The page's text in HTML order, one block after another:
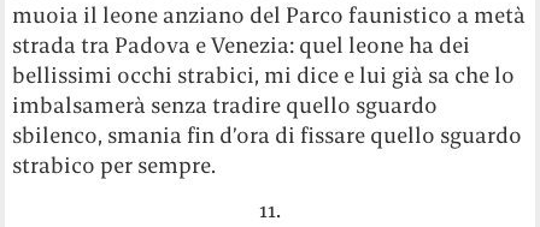
muoia il leone anziano del Parco faunistico a metà
strada tra Padova e Venezia: quel leone ha dei
bellissimi occhi strabici, mi dice e lui già sa che lo
imbalsamerà senza tradire quello sguardo
sbilenco, smania fin d’ora di fissare quello sguardo
strabico per sempre.
11.